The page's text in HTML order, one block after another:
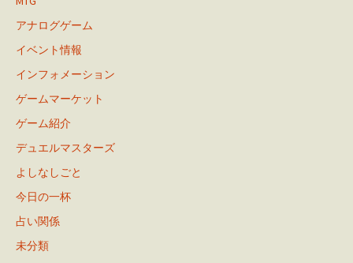
アナログゲーム
イベント情報
インフォメーション
ゲームマーケット
ゲーム紹介
デュエルマスターズ
よしなしごと
今日の一杯
占い関係
未分類